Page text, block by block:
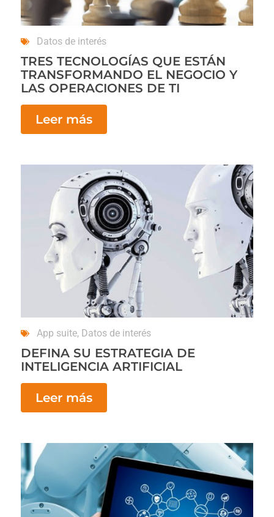
Datos de interés
TRES TECNOLOGÍAS QUE ESTÁN
TRANSFORMANDO EL NEGOCIO Y
LAS OPERACIONES DE TI
Leer más
App suite, Datos de interés
DEFINA SU ESTRATEGIA DE
INTELIGENCIA ARTIFICIAL
Leer más